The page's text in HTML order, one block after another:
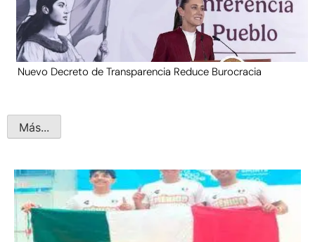
Nuevo Decreto de Transparencia Reduce Burocracia
Más...